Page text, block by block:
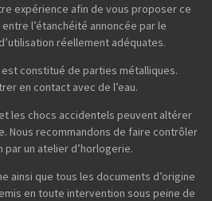
expérience afin de vous proposer ce
l’étanchéité annoncée par le
réellement adéquates.
constitué de parties métalliques.
en contact avec de l’eau.
les chocs accidentels peuvent altérer
Nous recommandons de faire contrôler
un atelier d’horlogerie.
ainsi que tous les documents d’origine
en toute intervention sous peine de